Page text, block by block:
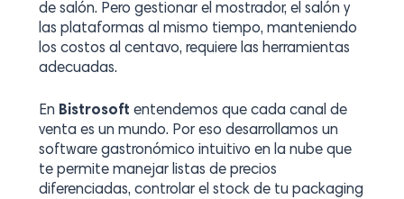
de salón. Pero gestionar el mostrador, el salón y
las plataformas al mismo tiempo, manteniendo
los costos al centavo, requiere las herramientas
adecuadas.
En Bistrosoft entendemos que cada canal de
venta es un mundo. Por eso desarrollamos un
software gastronómico intuitivo en la nube que
te permite manejar listas de precios
diferenciadas, controlar el stock de tu packaging